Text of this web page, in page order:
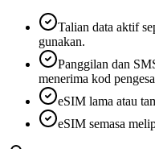
Talian data aktif
gunakan.
Panggilan dan
menerima kod
eSIM lama atau
eSIM semasa